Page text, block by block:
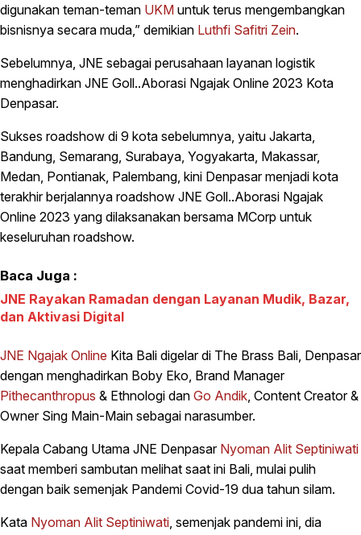
digunakan teman-teman UKM untuk terus mengembangkan
bisnisnya secara muda,” demikian Luthfi Safitri Zein.
Sebelumnya, JNE sebagai perusahaan layanan logistik
menghadirkan JNE Goll..Aborasi Ngajak Online 2023 Kota
Denpasar.
Sukses roadshow di 9 kota sebelumnya, yaitu Jakarta,
Bandung, Semarang, Surabaya, Yogyakarta, Makassar,
Medan, Pontianak, Palembang, kini Denpasar menjadi kota
terakhir berjalannya roadshow JNE Goll..Aborasi Ngajak
Online 2023 yang dilaksanakan bersama MCorp untuk
keseluruhan roadshow.
Baca Juga :
JNE Rayakan Ramadan dengan Layanan Mudik, Bazar,
dan Aktivasi Digital
JNE Ngajak Online Kita Bali digelar di The Brass Bali, Denpasar
dengan menghadirkan Boby Eko, Brand Manager
Pithecanthropus & Ethnologi dan Go Andik , Content Creator &
Owner Sing Main-Main sebagai narasumber.
Kepala Cabang Utama JNE Denpasar Nyoman Alit Septiniwati
saat memberi sambutan melihat saat ini Bali, mulai pulih
dengan baik semenjak Pandemi Covid-19 dua tahun silam.
Kata Nyoman Alit Septiniwati , semenjak pandemi ini, dia